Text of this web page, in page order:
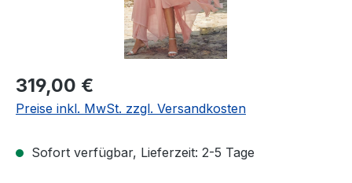
Regulärer Preis:
319,00 €
Preise inkl. MwSt. zzgl. Versandkosten
Sofort verfügbar, Lieferzeit: 2-5 Tage